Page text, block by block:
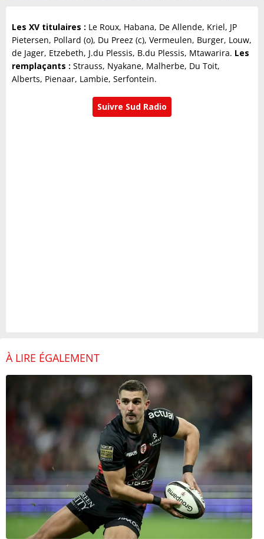
Les XV titulaires : Le Roux, Habana, De Allende, Kriel, JP
Pietersen, Pollard (o), Du Preez (c), Vermeulen, Burger, Louw,
de Jager, Etzebeth, J.du Plessis, B.du Plessis, Mtawarira. Les
remplaçants : Strauss, Nyakane, Malherbe, Du Toit,
Alberts, Pienaar, Lambie, Serfontein.
Suivre Sud Radio
À LIRE ÉGALEMENT